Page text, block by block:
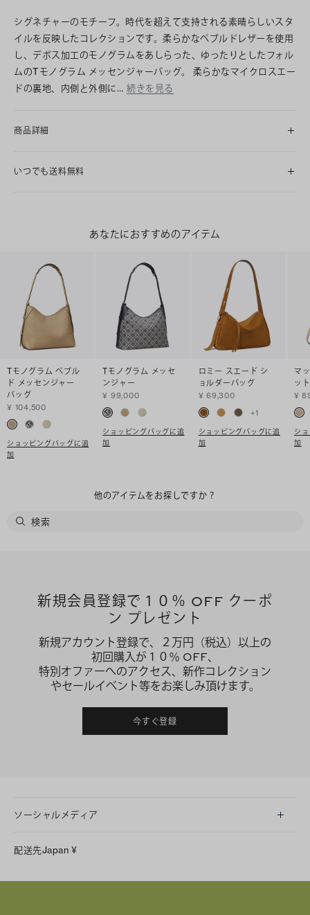
シグネチャーのモチーフ。時代を超えて支持される素晴らしいスタ
イルを反映したコレクションです。柔らかなペブルドレザーを使用
し、デボス加工のモノグラムをあしらった、ゆったりとしたフォル
ムのTモノグラム メッセンジャーバッグ。 柔らかなマイクロスエー
ドの裏地、内側と外側に… 続きを見る
商品詳細
いつでも送料無料
あなたにおすすめのアイテム
Tモノグラム ペブル
ド メッセンジャー
バッグ
¥ 104,500
ショッピングバッグに追
加
Tモノグラム メッセ
ンジャー
¥ 99,000
ショッピングバッグに追
加
ロミー スエード シ
ョルダーバッグ
¥ 69,300
+1
ショッピングバッグに追
加
マ
ッ
¥
シ
加
他のアイテムをお探しですか？
新規会員登録で１０％ OFF クーポ
ン プレゼント
新規アカウント登録で、２万円（税込）以上の
初回購入が１０％ OFF、
特別オファーへのアクセス、新作コレクション
やセールイベント等をお楽しみ頂けます。
今すぐ登録
ソーシャルメディア
Facebook
配送先Japan ¥